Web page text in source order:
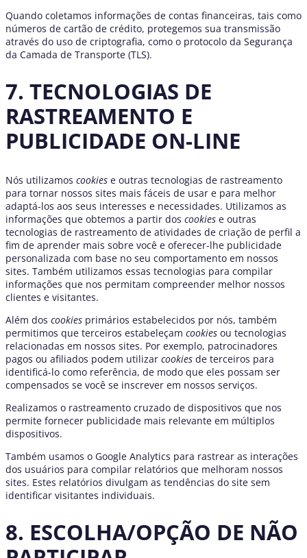
Quando coletamos informações de contas financeiras, tais como
números de cartão de crédito, protegemos sua transmissão
através do uso de criptografia, como o protocolo da Segurança
da Camada de Transporte (TLS).
7. TECNOLOGIAS DE
RASTREAMENTO E
PUBLICIDADE ON-LINE
Nós utilizamos cookies e outras tecnologias de rastreamento
para tornar nossos sites mais fáceis de usar e para melhor
adaptá-los aos seus interesses e necessidades. Utilizamos as
informações que obtemos a partir dos cookies e outras
tecnologias de rastreamento de atividades de criação de perfil a
fim de aprender mais sobre você e oferecer-lhe publicidade
personalizada com base no seu comportamento em nossos
sites. Também utilizamos essas tecnologias para compilar
informações que nos permitam compreender melhor nossos
clientes e visitantes.
Além dos cookies primários estabelecidos por nós, também
permitimos que terceiros estabeleçam cookies ou tecnologias
relacionadas em nossos sites. Por exemplo, patrocinadores
pagos ou afiliados podem utilizar cookies de terceiros para
identificá-lo como referência, de modo que eles possam ser
compensados se você se inscrever em nossos serviços.
Realizamos o rastreamento cruzado de dispositivos que nos
permite fornecer publicidade mais relevante em múltiplos
dispositivos.
Também usamos o Google Analytics para rastrear as interações
dos usuários para compilar relatórios que melhoram nossos
sites. Estes relatórios divulgam as tendências do site sem
identificar visitantes individuais.
8. ESCOLHA/OPÇÃO DE NÃO